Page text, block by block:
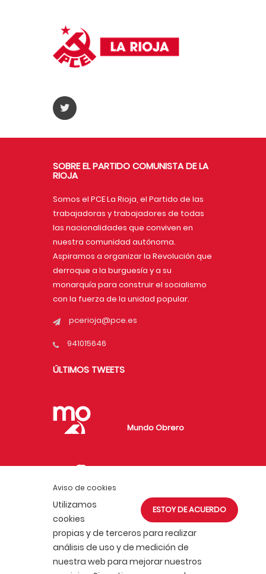
Aviso de cookies
ESTOY DE ACUERDO
Utilizamos
cookies
propias y de terceros para realizar
análisis de uso y de medición de
nuestra web para mejorar nuestros
24 25 26 27 28 29
SOBRE EL PARTIDO COMUNISTA DE LA
RIOJA
Somos el PCE La Rioja, el Partido de las
trabajadoras y trabajadores de todas
las nacionalidades que conviven en
nuestra comunidad autónoma.
Aspiramos a organizar la Revolución que
derroque a la burguesía y a su
monarquía para construir el socialismo
con la fuerza de la unidad popular.
pcerioja@pce.es
941015646
ÚLTIMOS TWEETS
Mundo Obrero
Investigaciones
Marxistas